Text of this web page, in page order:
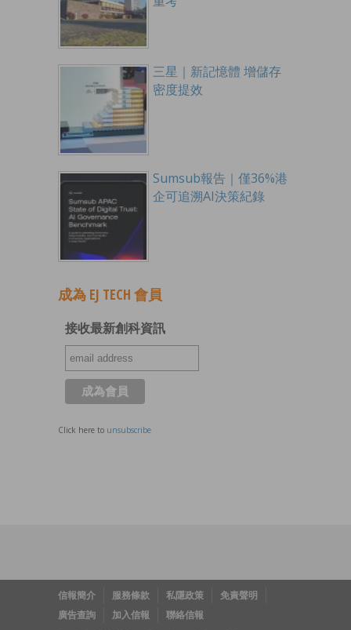
三星｜新記憶體 增儲存
密度提效
Sumsub報告｜僅36%港
企可追溯AI決策紀錄
成為 EJ TECH 會員
接收最新創科資訊
Click here to unsubscribe
信報簡介 服務條款 私隱政策
免責聲明
廣告查詢
加入信報 聯絡信報